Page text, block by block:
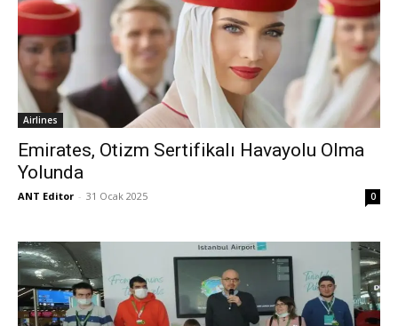
Airlines
Emirates, Otizm Sertifikalı Havayolu Olma
Yolunda
ANT Editor - 31 Ocak 2025 0